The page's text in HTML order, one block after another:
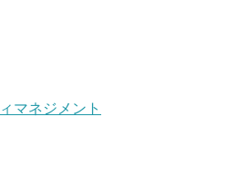
マネジメント